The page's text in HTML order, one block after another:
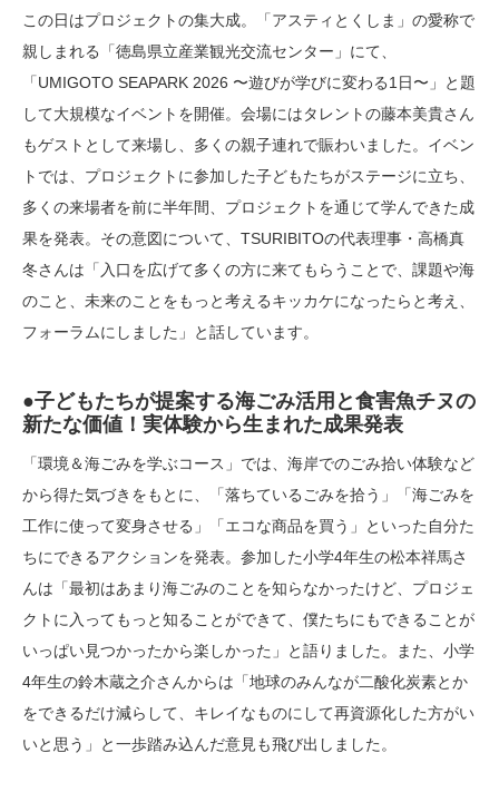
この日はプロジェクトの集大成。「アスティとくしま」の愛称で
親しまれる「徳島県立産業観光交流センター」にて、
「UMIGOTO SEAPARK 2026 〜遊びが学びに変わる1日〜」と題
して大規模なイベントを開催。会場にはタレントの藤本美貴さん
もゲストとして来場し、多くの親子連れで賑わいました。イベン
トでは、プロジェクトに参加した子どもたちがステージに立ち、
多くの来場者を前に半年間、プロジェクトを通じて学んできた成
果を発表。その意図について、TSURIBITOの代表理事・高橋真
冬さんは「入口を広げて多くの方に来てもらうことで、課題や海
のこと、未来のことをもっと考えるキッカケになったらと考え、
フォーラムにしました」と話しています。
●子どもたちが提案する海ごみ活用と食害魚チヌの
新たな価値！実体験から生まれた成果発表
「環境＆海ごみを学ぶコース」では、海岸でのごみ拾い体験など
から得た気づきをもとに、「落ちているごみを拾う」「海ごみを
工作に使って変身させる」「エコな商品を買う」といった自分た
ちにできるアクションを発表。参加した小学4年生の松本祥馬さ
んは「最初はあまり海ごみのことを知らなかったけど、プロジェ
クトに入ってもっと知ることができて、僕たちにもできることが
いっぱい見つかったから楽しかった」と語りました。また、小学
4年生の鈴木蔵之介さんからは「地球のみんなが二酸化炭素とか
をできるだけ減らして、キレイなものにして再資源化した方がい
いと思う」と一歩踏み込んだ意見も飛び出しました。